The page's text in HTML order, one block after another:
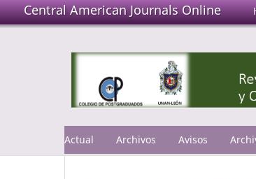
Central American Journals Online
Actual Archivos Avisos